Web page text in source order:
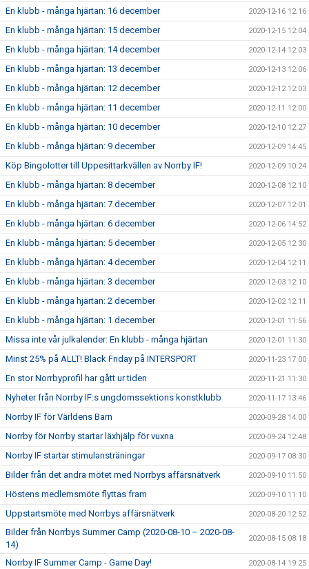
En klubb - många hjärtan: 16 december 2020-12-16 12:16
En klubb - många hjärtan: 15 december 2020-12-15 12:04
En klubb - många hjärtan: 14 december 2020-12-14 12:03
En klubb - många hjärtan: 13 december 2020-12-13 12:06
En klubb - många hjärtan: 12 december 2020-12-12 12:03
En klubb - många hjärtan: 11 december 2020-12-11 12:00
En klubb - många hjärtan: 10 december 2020-12-10 12:27
En klubb - många hjärtan: 9 december 2020-12-09 14:45
Köp Bingolotter till Uppesittarkvällen av Norrby IF! 2020-12-09 10:24
En klubb - många hjärtan: 8 december 2020-12-08 12:10
En klubb - många hjärtan: 7 december 2020-12-07 12:01
En klubb - många hjärtan: 6 december 2020-12-06 14:52
En klubb - många hjärtan: 5 december 2020-12-05 12:30
En klubb - många hjärtan: 4 december 2020-12-04 12:11
En klubb - många hjärtan: 3 december 2020-12-03 12:10
En klubb - många hjärtan: 2 december 2020-12-02 12:11
En klubb - många hjärtan: 1 december 2020-12-01 11:56
Missa inte vår julkalender: En klubb - många hjärtan 2020-12-01 11:30
Minst 25% på ALLT! Black Friday på INTERSPORT 2020-11-23 17:00
En stor Norrbyprofil har gått ur tiden 2020-11-21 11:30
Nyheter från Norrby IF:s ungdomssektions konstklubb 2020-11-17 13:46
Norrby IF för Världens Barn 2020-09-28 14:00
Norrby för Norrby startar läxhjälp för vuxna 2020-09-24 12:48
Norrby IF startar stimulansträningar 2020-09-17 08:30
Bilder från det andra mötet med Norrbys affärsnätverk 2020-09-10 11:50
Höstens medlemsmöte flyttas fram 2020-09-10 11:10
Uppstartsmöte med Norrbys affärsnätverk 2020-08-20 12:52
Bilder från Norrbys Summer Camp (2020-08-10 – 2020-08-
14)
2020-08-15 08:18
Norrby IF Summer Camp - Game Day! 2020-08-14 19:25